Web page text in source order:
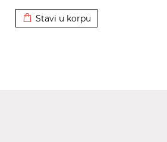
Stavi u korpu